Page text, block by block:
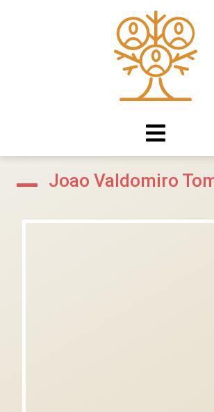
Joao Valdomiro